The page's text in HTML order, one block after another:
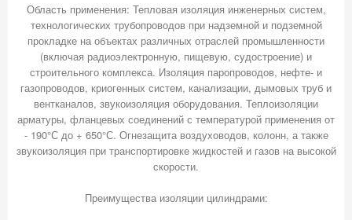
Область применения: Тепловая изоляция инженерных систем,
технологических трубопроводов при надземной и подземной
прокладке на объектах различных отраслей промышленности
(включая радиоэлектронную, пищевую, судостроение) и
строительного комплекса. Изоляция паропроводов, нефте- и
газопроводов, криогенных систем, канализации, дымовых труб и
вентканалов, звукоизоляция оборудования. Теплоизоляции
арматуры, фланцевых соединений с температурой применения от
- 190°С до + 650°С. Огнезащита воздуховодов, колонн, а также
звукоизоляция при транспортировке жидкостей и газов на высокой
скорости.
Преимущества изоляции цилиндрами: